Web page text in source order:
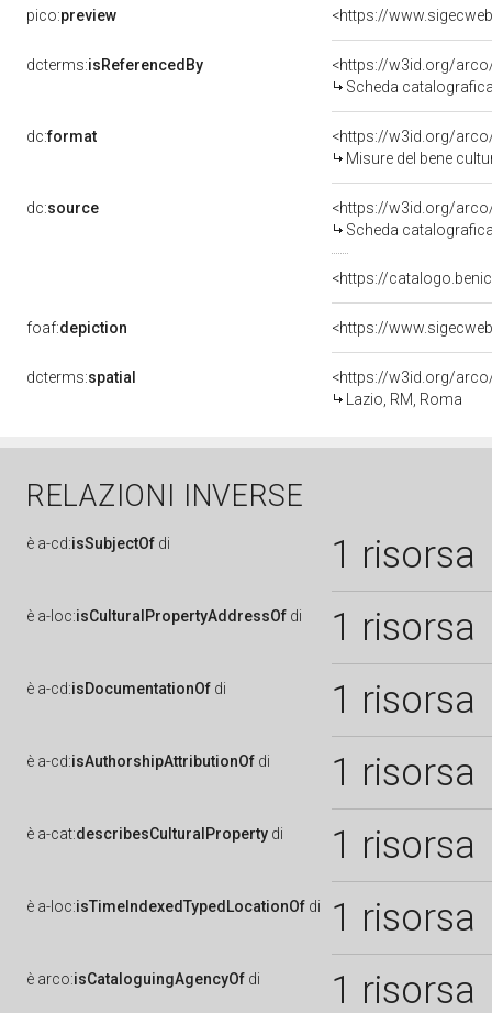
pico:preview
dcterms:isReferencedBy
<https://w3id.org/
Scheda
dc:format
<https://w3id.org/
Misure del bene
dc:source
<https://w3id.org/
Scheda
<https://
foaf:depiction
dcterms:spatial
<https://w3id.org/
Lazio, RM, Roma
RELAZIONI INVERSE
è a-cd:isSubjectOf di 1 risorsa
è a-loc:isCulturalPropertyAddressOf di 1 risorsa
è a-cd:isDocumentationOf di 1 risorsa
è a-cd:isAuthorshipAttributionOf di 1 risorsa
è a-cat:describesCulturalProperty di 1 risorsa
è a-loc:isTimeIndexedTypedLocationOf di 1 risorsa
è arco:isCataloguingAgencyOf di 1 risorsa